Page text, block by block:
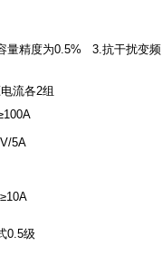
精度为0.5% 3.抗干扰变频
流各2组
5A
0.5级